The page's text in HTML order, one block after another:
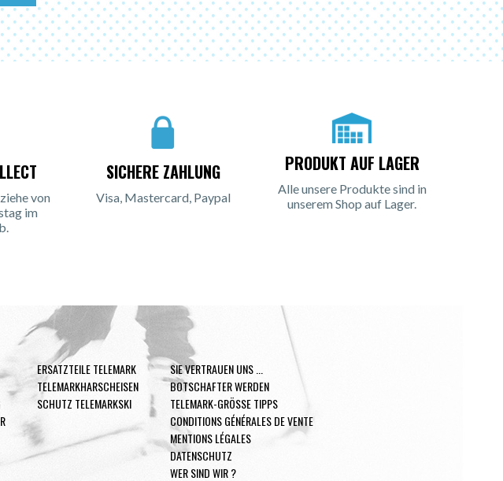
von
im
SICHERE ZAHLUNG
Visa, Mastercard, Paypal
PRODUKT AUF LAGER
Alle unsere Produkte sind in
unserem Shop auf Lager.
ERSATZTEILE TELEMARK
TELEMARKHARSCHEISEN
SCHUTZ TELEMARKSKI
SIE VERTRAUEN UNS ...
BOTSCHAFTER WERDEN
TELEMARK-GRÖSSE TIPPS
CONDITIONS GÉNÉRALES DE VENTE
MENTIONS LÉGALES
DATENSCHUTZ
WER SIND WIR ?